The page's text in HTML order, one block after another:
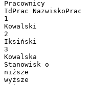
Pracownicy
IdPrac NazwiskoPrac
1
Kowalski
2
Iksiński
3
Kowalska
Stanowisk o
niższe
wyższe